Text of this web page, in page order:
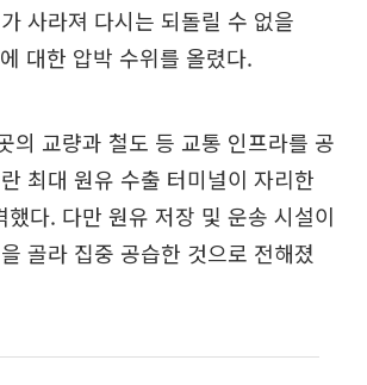
사라져 다시는 되돌릴 수 없을
대한 압박 수위를 올렸다.
의 교량과 철도 등 교통 인프라를 공
최대 원유 수출 터미널이 자리한
했다. 다만 원유 저장 및 운송 시설이
골라 집중 공습한 것으로 전해졌